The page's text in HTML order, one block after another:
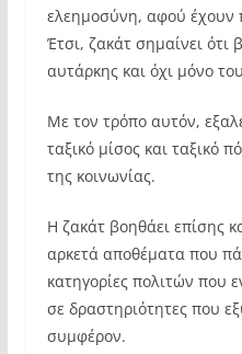
ελεημοσύνη, αφού έχουν
Έτσι, ζακάτ σημαίνει ότι
αυτάρκης και όχι μόνο
Με τον τρόπο αυτόν,
ταξικό μίσος και ταξικό
της κοινωνίας.
Η ζακάτ βοηθάει επίσης
αρκετά αποθέματα που
κατηγορίες πολιτών που
σε δραστηριότητες που
συμφέρον.